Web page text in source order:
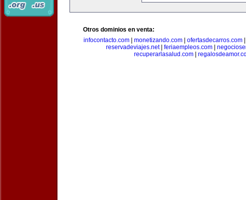
Otros dominios en venta:
infocontacto.com
monetizando.com ofertasdecarros.com
reservadeviajes.net| feriaempleos.com
recuperarlasalud.com